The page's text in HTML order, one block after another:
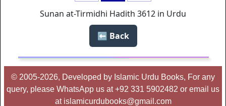
Sunan at-Tirmidhi Hadith 3612 in Urdu
Back ⬅️
© 2005-2026, Developed by Islamic Urdu Books, For any
query, please WhatsApp us at +92 331 5902482 or email us
at islamicurdubooks@gmail.com